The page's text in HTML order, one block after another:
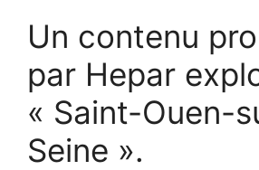
Un contenu
par Hepar
« Saint-Ouen-
Seine ».